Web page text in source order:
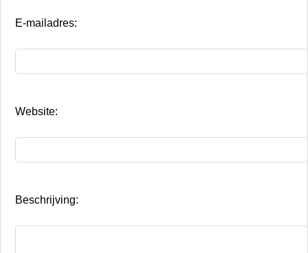
E-mailadres:
Website:
Beschrijving: